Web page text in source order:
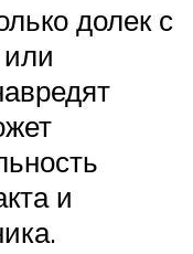
долек с
и